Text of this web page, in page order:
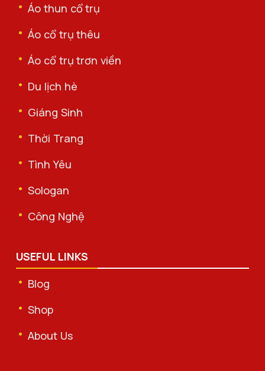
Áo thun cổ trụ
Áo cổ trụ thêu
Áo cổ trụ trơn viền
Du lịch hè
Giáng Sinh
Thời Trang
Tình Yêu
Sologan
Công Nghệ
USEFUL LINKS
Blog
Shop
About Us